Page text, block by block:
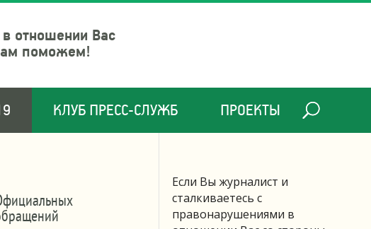
отношении Вас
поможем!
КЛУБ ПРЕСС-СЛУЖБ ПРОЕКТЫ
Если Вы журналист и
сталкиваетесь с
правонарушениями в